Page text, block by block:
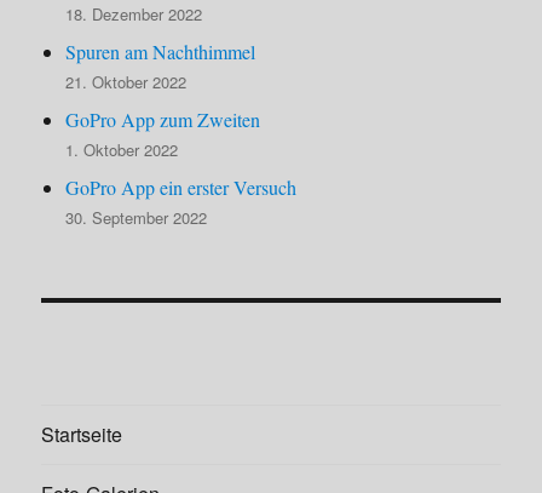
18. Dezember 2022
Spuren am Nachthimmel
21. Oktober 2022
GoPro App zum Zweiten
1. Oktober 2022
GoPro App ein erster Versuch
30. September 2022
Startseite